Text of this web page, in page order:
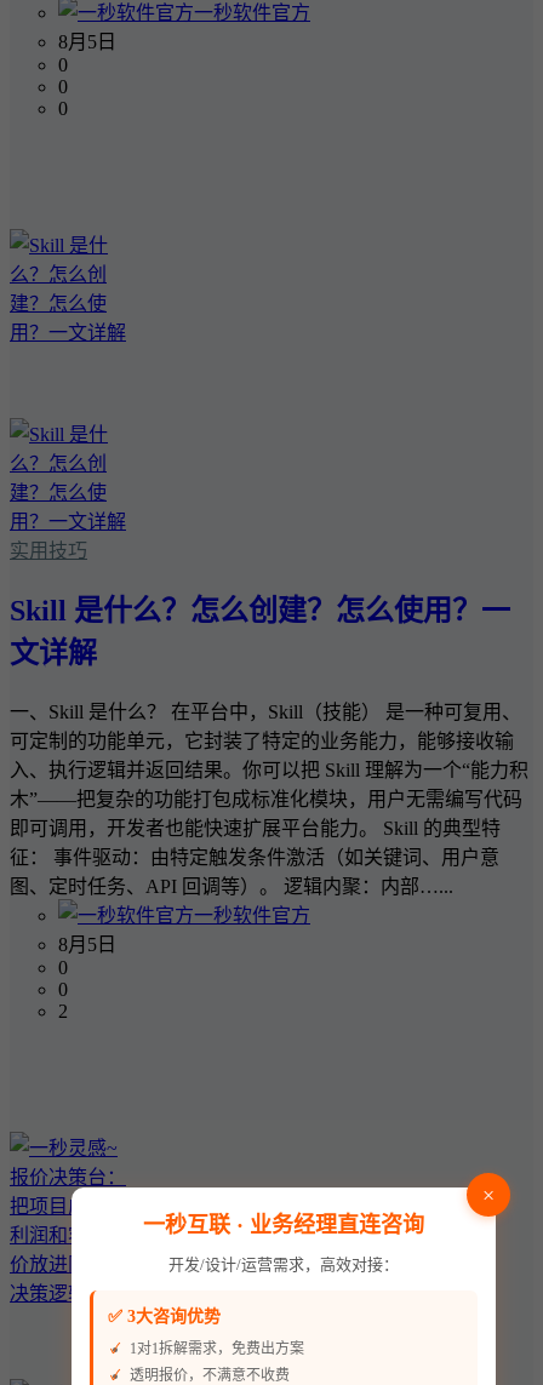
一秒软件官方
8月5日
0
0
0
实用技巧
Skill 是什么？怎么创建？怎么使用？一
文详解
一、Skill 是什么？ 在平台中，Skill（技能） 是一种可复用、
可定制的功能单元，它封装了特定的业务能力，能够接收输
入、执行逻辑并返回结果。你可以把 Skill 理解为一个“能力积
木”——把复杂的功能打包成标准化模块，用户无需编写代码
即可调用，开发者也能快速扩展平台能力。 Skill 的典型特
征： 事件驱动：由特定触发条件激活（如关键词、用户意
图、定时任务、API 回调等）。 逻辑内聚：内部…...
一秒软件官方
8月5日
0
0
2
×
一秒互联 · 业务经理直连咨询
开发/设计/运营需求，高效对接：
✅ 3大咨询优势
1对1拆解需求，免费出方案
透明报价，不满意不收费